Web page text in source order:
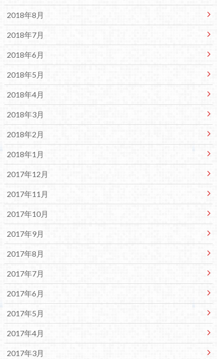
2018年8月
2018年7月
2018年6月
2018年5月
2018年4月
2018年3月
2018年2月
2018年1月
2017年12月
2017年11月
2017年10月
2017年9月
2017年8月
2017年7月
2017年6月
2017年5月
2017年4月
2017年3月